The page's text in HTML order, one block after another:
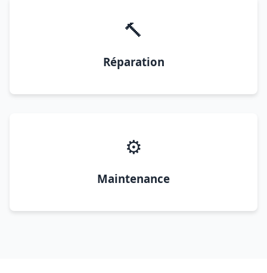
🔨
Réparation
⚙️
Maintenance